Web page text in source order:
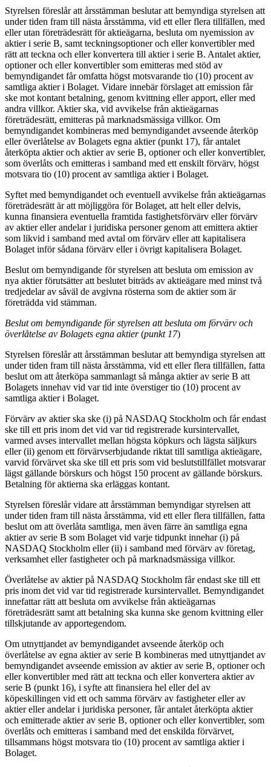
Styrelsen föreslår att årsstämman beslutar att bemyndiga styrelsen att
under tiden fram till nästa årsstämma, vid ett eller flera tillfällen, med
eller utan företrädesrätt för aktieägarna, besluta om nyemission av
aktier i serie B, samt teckningsoptioner och eller konvertibler med
rätt att teckna och eller konvertera till aktier i serie B. Antalet aktier,
optioner och eller konvertibler som emitteras med stöd av
bemyndigandet får omfatta högst motsvarande tio (10) procent av
samtliga aktier i Bolaget. Vidare innebär förslaget att emission får
ske mot kontant betalning, genom kvittning eller apport, eller med
andra villkor. Aktier ska, vid avvikelse från aktieägarnas
företrädesrätt, emitteras på marknadsmässiga villkor. Om
bemyndigandet kombineras med bemyndigandet avseende återköp
eller överlåtelse av Bolagets egna aktier (punkt 17), får antalet
återköpta aktier och aktier av serie B, optioner och eller konvertibler,
som överlåts och emitteras i samband med ett enskilt förvärv, högst
motsvara tio (10) procent av samtliga aktier i Bolaget.
Syftet med bemyndigandet och eventuell avvikelse från aktieägarnas
företrädesrätt är att möjliggöra för Bolaget, att helt eller delvis,
kunna finansiera eventuella framtida fastighetsförvärv eller förvärv
av aktier eller andelar i juridiska personer genom att emittera aktier
som likvid i samband med avtal om förvärv eller att kapitalisera
Bolaget inför sådana förvärv eller i övrigt kapitalisera Bolaget.
Beslut om bemyndigande för styrelsen att besluta om emission av
nya aktier förutsätter att beslutet biträds av aktieägare med minst två
tredjedelar av såväl de avgivna rösterna som de aktier som är
företrädda vid stämman.
Beslut om bemyndigande för styrelsen att besluta om förvärv och
överlåtelse av Bolagets egna aktier(punkt 17)
Styrelsen föreslår att årsstämman beslutar att bemyndiga styrelsen att
under tiden fram till nästa årsstämma, vid ett eller flera tillfällen, fatta
beslut om att återköpa sammanlagt så många aktier av serie B att
Bolagets innehav vid var tid inte överstiger tio (10) procent av
samtliga aktier i Bolaget.
Förvärv av aktier ska ske (i) på NASDAQ Stockholm och får endast
ske till ett pris inom det vid var tid registrerade kursintervallet,
varmed avses intervallet mellan högsta köpkurs och lägsta säljkurs
eller (ii) genom ett förvärvserbjudande riktat till samtliga aktieägare,
varvid förvärvet ska ske till ett pris som vid beslutstillfället motsvarar
lägst gällande börskurs och högst 150 procent av gällande börskurs.
Betalning för aktierna ska erläggas kontant.
Styrelsen föreslår vidare att årsstämman bemyndigar styrelsen att
under tiden fram till nästa årsstämma, vid ett eller flera tillfällen, fatta
beslut om att överlåta samtliga, men även färre än samtliga egna
aktier av serie B som Bolaget vid varje tidpunkt innehar (i) på
NASDAQ Stockholm eller (ii) i samband med förvärv av företag,
verksamhet eller fastigheter och på marknadsmässiga villkor.
Överlåtelse av aktier på NASDAQ Stockholm får endast ske till ett
pris inom det vid var tid registrerade kursintervallet. Bemyndigandet
innefattar rätt att besluta om avvikelse från aktieägarnas
företrädesrätt samt att betalning ska kunna ske genom kvittning eller
tillskjutande av apportegendom.
Om utnyttjandet av bemyndigandet avseende återköp och
överlåtelse av egna aktier av serie B kombineras med utnyttjandet av
bemyndigandet avseende emission av aktier av serie B, optioner och
eller konvertibler med rätt att teckna och eller konvertera aktier av
serie B (punkt 16), i syfte att finansiera hel eller del av
köpeskillingen vid ett och samma förvärv av fastigheter eller av
aktier eller andelar i juridiska personer, får antalet återköpta aktier
och emitterade aktier av serie B, optioner och eller konvertibler, som
överlåts och emitteras i samband med det enskilda förvärvet,
tillsammans högst motsvara tio (10) procent av samtliga aktier i
Bolaget.